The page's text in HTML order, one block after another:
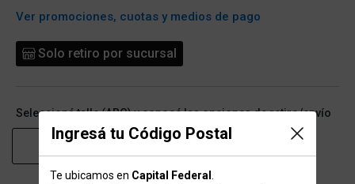
Ingresá tu Código Postal
Te ubicamos en Capital Federal
Ver promociones, cuotas y medios de pago
Solo retiro por sucursal
Seleccioná talle (ARG) y conocé las opciones de retiro/envío